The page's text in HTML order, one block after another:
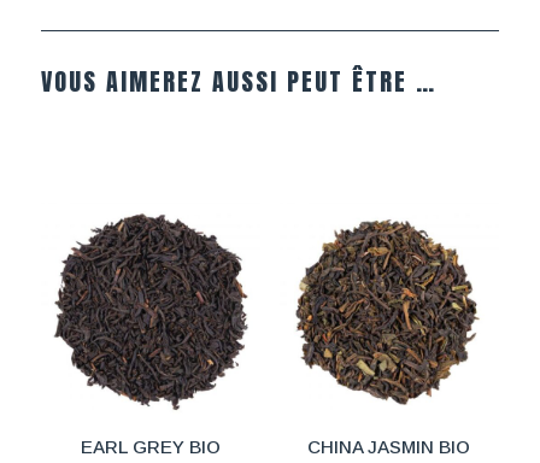
VOUS AIMEREZ AUSSI PEUT ÊTRE …
EARL GREY BIO CHINA JASMIN BIO